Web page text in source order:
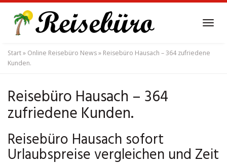
main
content
Start» Online Reisebüro News» Reisebüro Hausach – 364 zufriedene
Kunden.
Reisebüro Hausach – 364
zufriedene Kunden.
Reisebüro Hausach sofort
Urlaubspreise vergleichen und Zeit